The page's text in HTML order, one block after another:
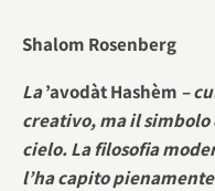
Shalom Rosenberg
La’avodàt Hashèm –
creativo, ma il simbolo
cielo. La filosofia
l’ha capito